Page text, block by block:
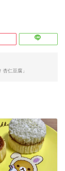
仁豆腐」